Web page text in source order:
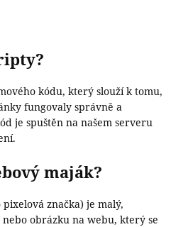
kódu, který slouží k tomu,
fungovaly správně a
je spuštěn na našem serveru
maják?
značka) je malý,
obrázku na webu, který se